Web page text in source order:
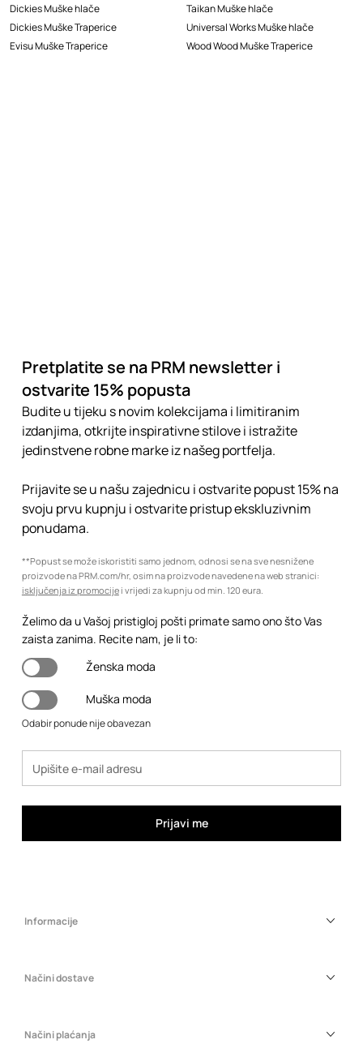
Dickies Muške hlače
Dickies Muške Traperice
Evisu Muške Traperice
Taikan Muške hlače
Universal Works Muške hlače
Wood Wood Muške Traperice
Pretplatite se na PRM newsletter i
ostvarite 15% popusta
Budite u tijeku s novim kolekcijama i limitiranim
izdanjima, otkrijte inspirativne stilove i istražite
jedinstvene robne marke iz našeg portfelja.
Prijavite se u našu zajednicu i ostvarite popust 15% na
svoju prvu kupnju i ostvarite pristup ekskluzivnim
ponudama.
**Popust se može iskoristiti samo jednom, odnosi se na sve nesnižene
proizvode na PRM.com/hr, osim na proizvode navedene na web stranici:
isključenja iz promocijei vrijedi za kupnju od min. 120 eura.
Želimo da u Vašoj pristigloj pošti primate samo ono što Vas
zaista zanima. Recite nam, je li to:
Ženska moda
Muška moda
Odabir ponude nije obavezan
Prijavi me
Informacije
Načini dostave
Načini plaćanja